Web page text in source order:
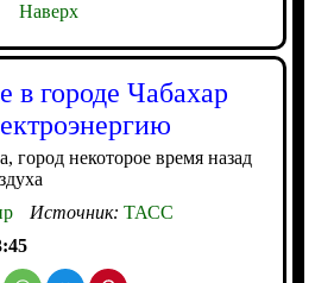
Наверх
в городе Чабахар
город некоторое время назад
Источник: ТАСС